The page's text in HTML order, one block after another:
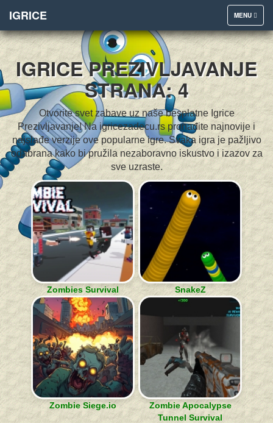
TOGGLE
NAVIGATION
MENU
IGRICE
IGRICE PREZIVLJAVANJE
STRANA: 4
Otvorite svet zabave uz naše besplatne Igrice
Prezivljavanje! Na igricezadecu.rs pronađite najnovije i
najslađe verzije ove popularne igre. Svaka igra je pažljivo
odabrana kako bi pružila nezaboravno iskustvo i izazov za
sve uzraste.
Zombies Survival SnakeZ
Zombie Siege.io
Zombie Apocalypse
Tunnel Survival